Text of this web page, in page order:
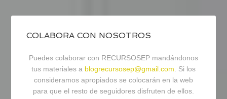
COLABORA CON NOSOTROS
Puedes colaborar con RECURSOSEP mandándonos
tus materiales a blogrecursosep@gmail.com. Si los
consideramos apropiados se colocarán en la web
para que el resto de seguidores disfruten de ellos.